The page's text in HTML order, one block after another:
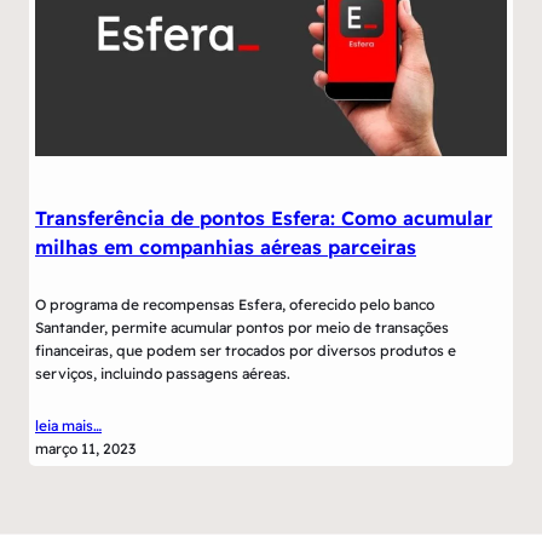
Transferência de pontos Esfera: Como acumular
milhas em companhias aéreas parceiras
O programa de recompensas Esfera, oferecido pelo banco
Santander, permite acumular pontos por meio de transações
financeiras, que podem ser trocados por diversos produtos e
serviços, incluindo passagens aéreas.
leia mais…
março 11, 2023